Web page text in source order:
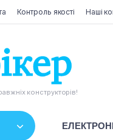
Контроль якості Наші
конструкторів!